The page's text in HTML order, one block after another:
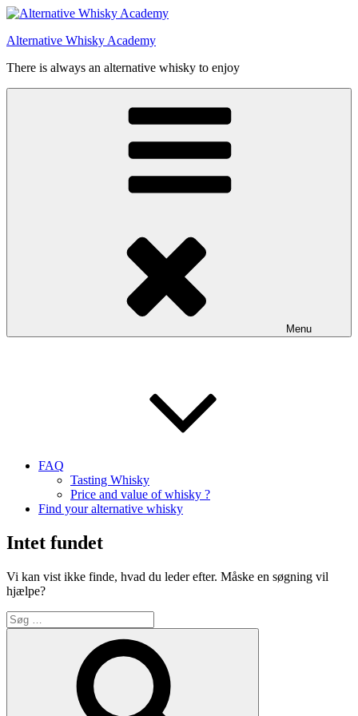
Videre
indhold
Alternative Whisky Academy
There is always an alternative whisky to enjoy
Menu
FAQ
Tasting Whisky
Price and value of whisky ?
Find your alternative whisky
Intet fundet
Vi kan vist ikke finde, hvad du leder efter. Måske en søgning vil
hjælpe?
Søg
efter: